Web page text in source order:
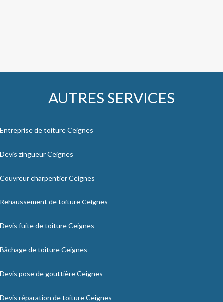
AUTRES SERVICES
Entreprise de toiture Ceignes
Devis zingueur Ceignes
Couvreur charpentier Ceignes
Rehaussement de toiture Ceignes
Devis fuite de toiture Ceignes
Bâchage de toiture Ceignes
Devis pose de gouttière Ceignes
Devis réparation de toiture Ceignes